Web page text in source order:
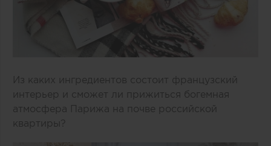
Из каких ингредиентов состоит французский
интерьер и сможет ли прижиться богемная
атмосфера Парижа на почве российской
квартиры?